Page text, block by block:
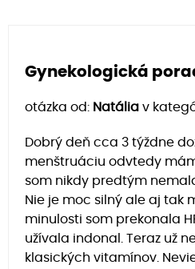
Gynekologická
otázka od: Natália v
Dobrý deň cca 3 týždne
menštruáciu odvtedy
som nikdy predtým
Nie je moc silný ale aj tak
minulosti som prekonala
užívala indonal. Teraz už
klasických vitamínov.